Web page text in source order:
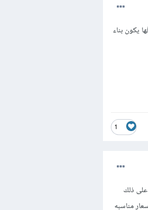
يكون بناء
1
على ذلك
مناسبه